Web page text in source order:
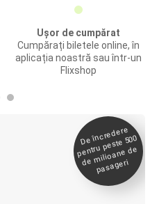
Ușor de cumpărat
Cumpărați biletele online, în
aplicația noastră sau într-un
Flixshop
De încredere
pentru peste 500
de
milioane de
pasageri